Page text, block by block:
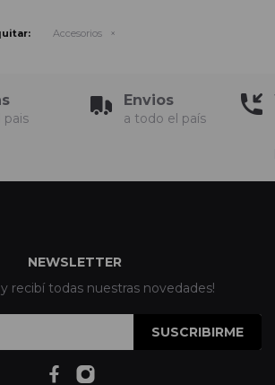
Accesorios
pais
Envios
a todo el país
NEWSLETTER
y recibí todas nuestras novedades!
SUSCRIBIRME